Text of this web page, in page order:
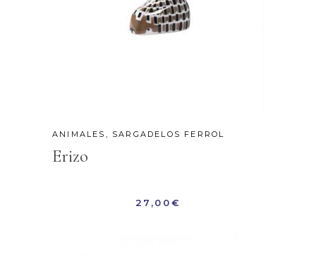
ANIMALES , SARGADELOS FERROL
Erizo
27,00€